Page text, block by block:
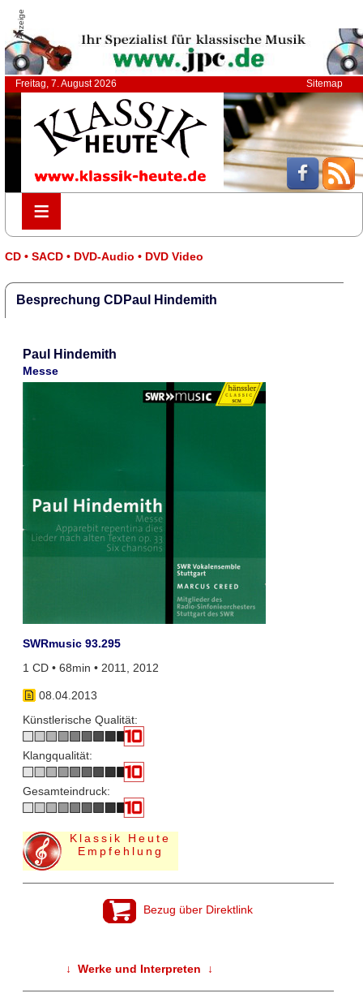
Anzeige
Freitag, 7. August 2026 Sitemap
≡
≡
CD • SACD • DVD-Audio • DVD Video
Besprechung CDPaul Hindemith
Paul Hindemith
Messe
SWRmusic 93.295
1 CD • 68min • 2011, 2012
08.04.2013
Künstlerische Qualität:
Klangqualität:
Gesamteindruck:
Klassik Heute
Empfehlung
Bezug über Direktlink
↓ Werke und Interpreten ↓